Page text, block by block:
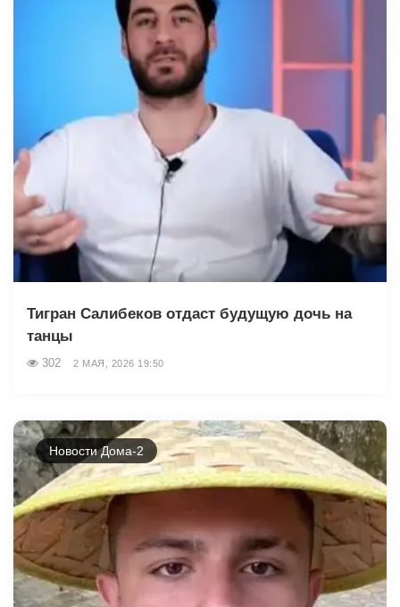
Тигран Салибеков отдаст будущую дочь на
танцы
302 2 МАЯ, 2026 19:50
Новости Дома-2